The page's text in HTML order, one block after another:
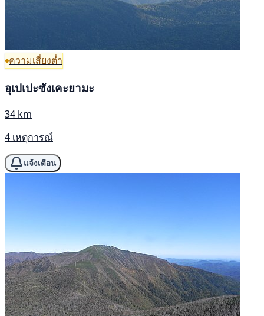
ความเสี่ยงต่ำ
อุเปเปะซังเคะยามะ
34 km
4 เหตุการณ์
แจ้งเตือน